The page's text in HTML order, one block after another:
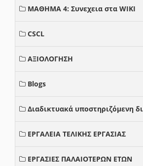
ΜΑΘΗΜΑ 4: Συνεχεια στα WIKI
CSCL
ΑΞΙΟΛΟΓΗΣΗ
Blogs
Διαδικτυακά υποστηριζόμενη
ΕΡΓΑΛΕΙΑ ΤΕΛΙΚΗΣ ΕΡΓΑΣΙΑΣ
ΕΡΓΑΣΙΕΣ ΠΑΛΑΙΟΤΕΡΩΝ ΕΤΩΝ